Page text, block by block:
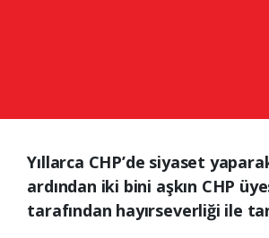
Yıllarca CHP’de siyaset
ardından iki bini aşkın CHP
tarafından hayırseverliği ile